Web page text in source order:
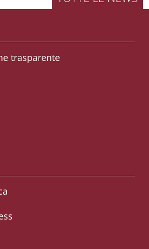
trasparente